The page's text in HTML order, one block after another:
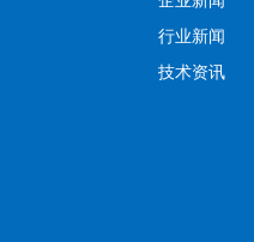
行业新闻
技术资讯